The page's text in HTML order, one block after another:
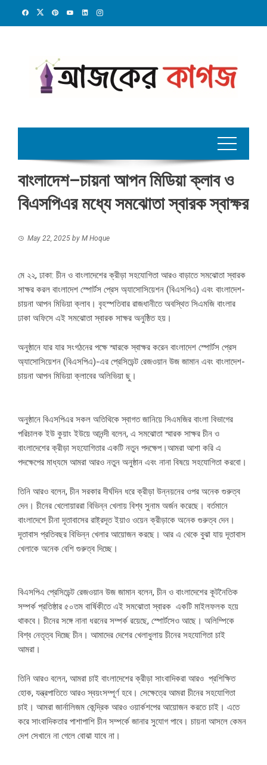
বাংলাদেশ–চায়না আপন মিডিয়া ক্লাব ও
বিএসপিএর মধ্যে সমঝোতা স্বারক স্বাক্ষর
May 22, 2025 by M Hoque
মে ২২, ঢাকা: চীন ও বাংলাদেশের ক্রীড়া সহযোগিতা আরও বাড়াতে সমঝোতা স্বারক
সাক্ষর করল বাংলাদেশ স্পোর্টস প্রেস অ্যাসোসিয়েশন (বিএসপিএ) এবং বাংলাদেশ-
চায়না আপন মিডিয়া ক্লাব। বৃহস্পতিবার রাজধানীতে অবস্থিত সিএমজি বাংলার
ঢাকা অফিসে এই সমঝোতা স্বারক সাক্ষর অনুষ্ঠিত হয়।
অনুষ্ঠানে যার যার সংগঠনের পক্ষে স্মারকে স্বাক্ষর করেন বাংলাদেশ স্পোর্টস প্রেস
অ্যাসোসিয়েশন (বিএসপিএ)-এর প্রেসিডেন্ট রেজওয়ান উজ জামান এবং বাংলাদেশ-
চায়না আপন মিডিয়া ক্লাবের অলিভিয়া ছু।
অনুষ্ঠানে বিএসপিএর সকল অতিথিকে স্বাগত জানিয়ে সিএমজির বাংলা বিভাগের
পরিচালক ইউ কুয়াং ইউয়ে আনন্দী বলেন, এ সমঝোতা স্মারক সাক্ষর চীন ও
বাংলাদেশের ক্রীড়া সহযোগিতার একটি নতুন পদক্ষেপ।আমরা আশা করি এ
পদক্ষেপের মাধ্যমে আমরা আরও নতুন অনুষ্ঠান এবং নানা বিষয়ে সহযোগিতা করবো।
তিনি আরও বলেন, চীন সরকার দীর্ঘদিন ধরে ক্রীড়া উন্নয়নের ওপর অনেক গুরুত্ব
দেন। চীনের খেলোয়াররা বিভিন্ন খেলায় বিশ্ব সুনাম অর্জন করেছে। বর্তমানে
বাংলাদেশে চীনা দূতাবাসের রাষ্ট্রদূত ইয়াও ওয়েন ক্রীড়াকে অনেক গুরুত্ব দেন।
দূতাবাস প্রতিবছর বিভিন্ন খেলার আয়োজন করছে। আর এ থেকে বুঝা যায় দূতাবাস
খেলাকে অনেক বেশি গুরুত্ব দিচ্ছে।
বিএসপিএ প্রেসিডেন্ট রেজওয়ান উজ জামান বলেন, চীন ও বাংলাদেশের কূটনৈতিক
সম্পর্ক প্রতিষ্ঠার ৫০তম বার্ষিকীতে এই সমঝোতা স্বারক একটি মাইলফলক হয়ে
থাকবে। চীনের সঙ্গে নানা ধরনের সম্পর্ক রয়েছে, স্পোর্টসেও আছে। অলিম্পিকে
বিশ্ব নেতৃত্ব দিচ্ছে চীন। আমাদের দেশের খেলাধুলায় চীনের সহযোগিতা চাই
আমরা।
তিনি আরও বলেন, আমরা চাই বাংলাদেশের ক্রীড়া সাংবাদিকরা আরও প্রশিক্ষিত
হোক, যন্ত্রপাতিতে আরও স্বয়ংসম্পূর্ণ হবে। সেক্ষেত্রে আমরা চীনের সহযোগিতা
চাই। আমরা জার্নালিজম কেন্দ্রিক আরও ওয়ার্কশপের আয়োজন করতে চাই। এতে
করে সাংবাদিকতার পাশাপাশি চীন সম্পর্কে জানার সুযোগ পাবে। চায়না আসলে কেমন
দেশ সেখানে না গেলে বোঝা যাবে না।